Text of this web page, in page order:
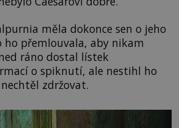
měla dokonce sen o jeho
ho přemlouvala, aby nikam
ráno dostal lístek
o spiknutí, ale nestihl ho
zdržovat.